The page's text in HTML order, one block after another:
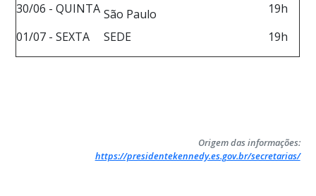
30/06 - QUINTA São Paulo
19h
01/07 - SEXTA
SEDE 19h
Origem das informações:
https://presidentekennedy.es.gov.br/secretarias/